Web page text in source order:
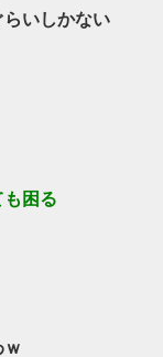
らいしかない
も困る